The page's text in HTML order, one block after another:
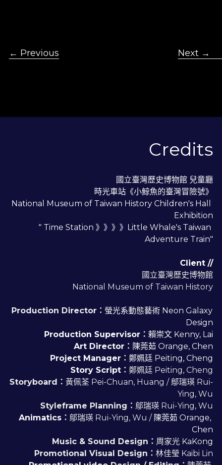
← Previous Next →
Credits
國立臺灣歷史博物館 兒童廳
時光車站《小鯨魚的臺灣冒險號》
National Museum of Taiwan History Children's Hall
Exhibition
" Time Station 》》》》Little Whale's Taiwan
Adventure Train"
·
Client //
國立臺灣歷史博物館
National Museum of Taiwan History
·
Production Director： 螢光系動態藝術 Neon Galaxy
Design
Production Supervisor： 賴崇文 Kenny, Lai
Art Director： 陳莞茹 Orange, Chen
Project Manager： 鄭姵廷 Peiting, Cheng
Story Script： 鄭姵廷 Peiting, Cheng
Storyboard： 黃佩荃 Pei-Chuan, Huang / 鄔瑞瑛 Rui-
Ying, Wu
Styleframe Planning： 鄔瑞瑛 Rui-Ying, Wu
Animatics： 鄔瑞瑛 Rui-Ying, Wu / 陳莞茹 Orange,
Chen
Music & Sound Design： 周家光 KaKong
Promotional Visual Design： 林佳瑩 Kaibi Lin